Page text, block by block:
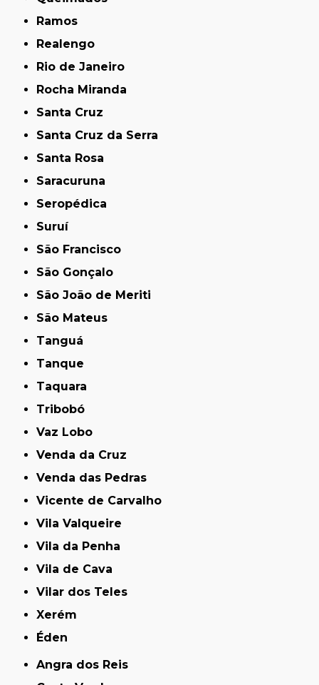
Ramos
Realengo
Rio de Janeiro
Rocha Miranda
Santa Cruz
Santa Cruz da Serra
Santa Rosa
Saracuruna
Seropédica
Suruí
São Francisco
São Gonçalo
São João de Meriti
São Mateus
Tanguá
Tanque
Taquara
Tribobó
Vaz Lobo
Venda da Cruz
Venda das Pedras
Vicente de Carvalho
Vila Valqueire
Vila da Penha
Vila de Cava
Vilar dos Teles
Xerém
Éden
Angra dos Reis